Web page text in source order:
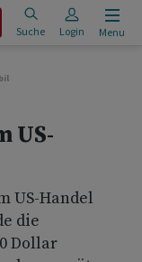
Suche Login Menu
US-
US-Handel
die
Dollar